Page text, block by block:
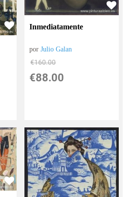
Inmediatamente
porJulio Galan
€160.00
€88.00